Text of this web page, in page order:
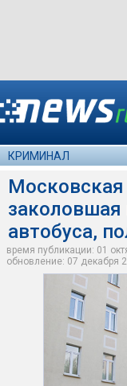
КРИМИНАЛ
Московская
автобуса,
время публикации: 01
обновление: 07 декабря